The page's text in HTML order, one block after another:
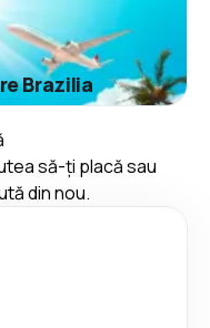
Brazilia
să-ți placă sau
din nou.